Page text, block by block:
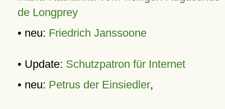
de Longprey
• neu: Friedrich Janssoone
• Update: Schutzpatron für Internet
• neu: Petrus der Einsiedler,